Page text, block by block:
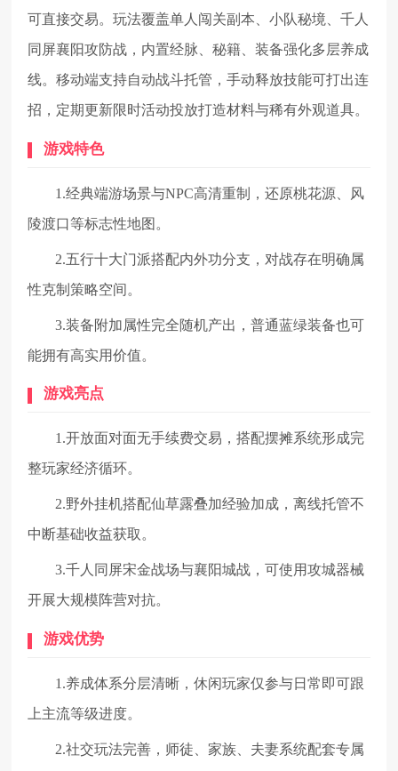
可直接交易。玩法覆盖单人闯关副本、小队秘境、千人
同屏襄阳攻防战，内置经脉、秘籍、装备强化多层养成
线。移动端支持自动战斗托管，手动释放技能可打出连
招，定期更新限时活动投放打造材料与稀有外观道具。
游戏特色
1.经典端游场景与NPC高清重制，还原桃花源、风
陵渡口等标志性地图。
2.五行十大门派搭配内外功分支，对战存在明确属
性克制策略空间。
3.装备附加属性完全随机产出，普通蓝绿装备也可
能拥有高实用价值。
游戏亮点
1.开放面对面无手续费交易，搭配摆摊系统形成完
整玩家经济循环。
2.野外挂机搭配仙草露叠加经验加成，离线托管不
中断基础收益获取。
3.千人同屏宋金战场与襄阳城战，可使用攻城器械
开展大规模阵营对抗。
游戏优势
1.养成体系分层清晰，休闲玩家仅参与日常即可跟
上主流等级进度。
2.社交玩法完善，师徒、家族、夫妻系统配套专属